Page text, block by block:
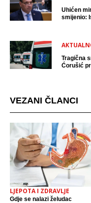
Uhićen
smijenio:
Tragična
Ćorušić
VEZANI ČLANCI
LJEPOTA I ZDRAVLJE
Gdje se nalazi želudac